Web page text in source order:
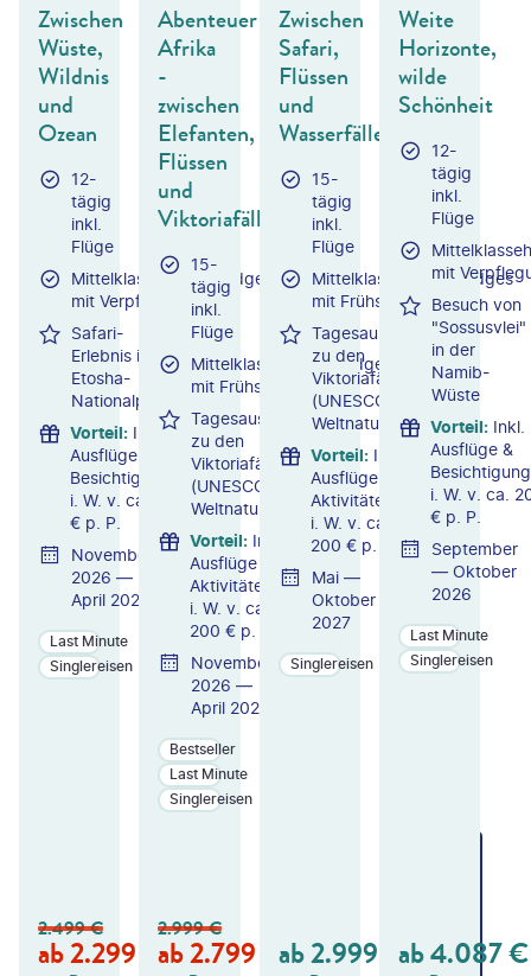
Zwischen
Wüste,
Wildnis
und
Ozean
12-
tägig
inkl.
Flüge
Mittelklassehotels/Lodges
mit Verpflegung
Safari-
Erlebnis im
Etosha-
Nationalpark
Vorteil: Inkl.
Ausflüge &
Besichtigungen
i. W. v. ca. 500
€ p. P.
November
2026 —
April 2027
Last Minute
Singlereisen
2.499€
ab2.299 €
GE
B
Abenteuer
Afrika
-
zwischen
Elefanten,
Flüssen
und
Viktoriafällen
15-
tägig
inkl.
Flüge
Mittelklassehotels/Lodges
mit Frühstück
Tagesausflug
zu den
Viktoriafällen
(UNESCO-
Weltnaturerbe)
Vorteil: Inkl.
Ausflüge &
Aktivitäten
i. W. v. ca.
200 € p. P.
November
2026 —
April 2027
Bestseller
Last Minute
Singlereisen
2.999€
ab2.799 €
B
Zwischen
Safari,
Flüssen
und
Wasserfällen
15-
tägig
inkl.
Flüge
Mittelklassehotels/Lodges
mit Frühstück
Tagesausflug
zu den
Viktoriafällen
(UNESCO-
Weltnaturerbe)
Vorteil: Inkl.
Ausflüge &
Aktivitäten
i. W. v. ca.
200 € p. P.
Mai —
Oktober
2027
Singlereisen
ab2.999 €
B
Weite
Horizonte,
wilde
Schönheit
12-
tägig
inkl.
Flüge
mit
Besuch von
"Sossusvlei"
in der
Namib-
Wüste
Vorteil: Inkl.
Ausflüge &
i. W. v. ca.
€ p. P.
September
— Oktober
2026
Last Minute
Singlereisen
ab4.087€